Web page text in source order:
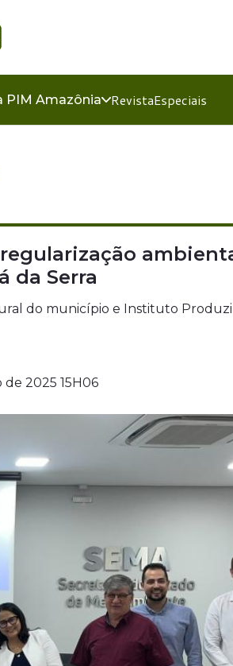
PIM Amazônia RevistaEspeciais
da Serra
do município e Instituto
de 2025 15H06